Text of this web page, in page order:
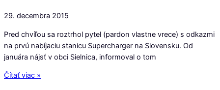
29. decembra 2015
Pred chvíľou sa roztrhol pytel (pardon vlastne vrece) s odkazmi
na prvú nabíjaciu stanicu Supercharger na Slovensku. Od
januára nájsť v obci Sielnica, informoval o tom
Čítať viac »